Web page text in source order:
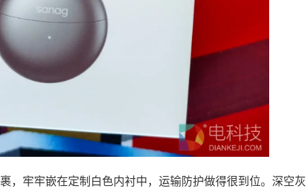
，牢牢嵌在定制白色内衬中，运输防护做得很到位。深空灰